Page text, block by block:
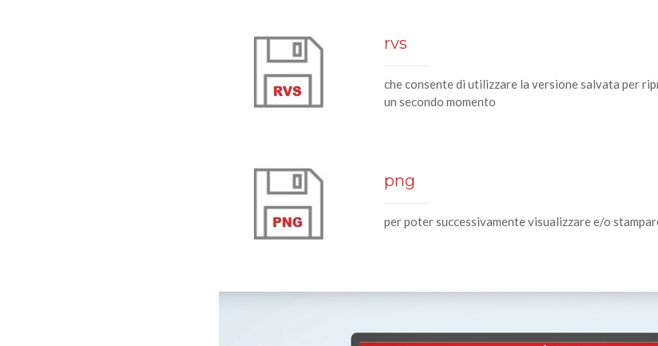
rvs
che consente di utilizzare la versione salvata per
un secondo momento
png
per poter successivamente visualizzare e/o